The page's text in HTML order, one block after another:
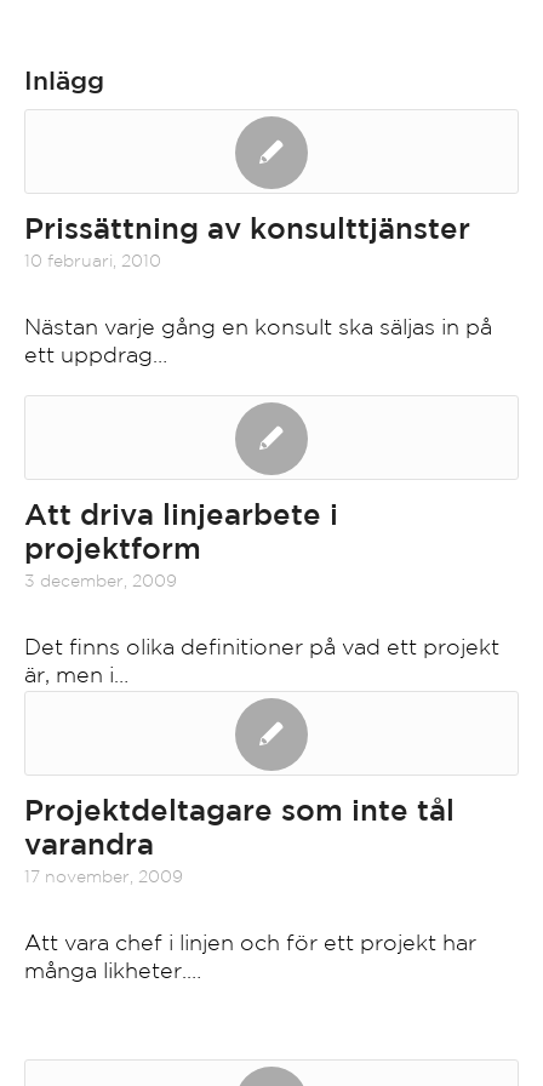
Inlägg
Prissättning av konsulttjänster
10 februari, 2010
Nästan varje gång en konsult ska säljas in på
ett uppdrag…
Att driva linjearbete i
projektform
3 december, 2009
Det finns olika definitioner på vad ett projekt
är, men i…
Projektdeltagare som inte tål
varandra
17 november, 2009
Att vara chef i linjen och för ett projekt har
många likheter.…